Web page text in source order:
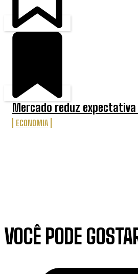
Mercado reduz
ECONOMIA
VOCÊ PODE